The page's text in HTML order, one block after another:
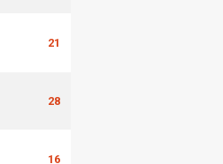
21
28
16